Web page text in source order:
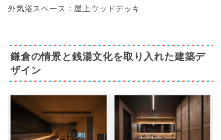
外気浴スペース：屋上ウッドデッキ
鎌倉の情景と銭湯文化を取り入れた建築デ
ザイン